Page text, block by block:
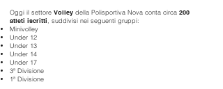
Oggi il settore Volley della Polisportiva Nova conta circa 200
atleti iscritti , suddivisi nei seguenti gruppi:
Minivolley
Under 12
Under 13
Under 14
Under 17
3ª Divisione
1ª Divisione